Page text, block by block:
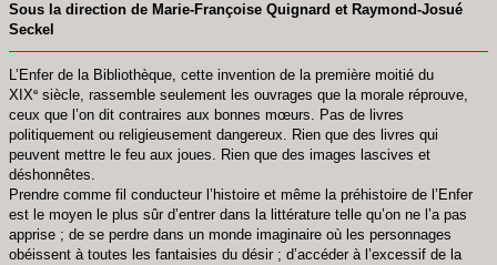
Sous la direction de Marie-Françoise Quignard et Raymond-Josué
Seckel
L’Enfer de la Bibliothèque, cette invention de la première moitié du
XIXe siècle, rassemble seulement les ouvrages que la morale réprouve,
ceux que l’on dit contraires aux bonnes mœurs. Pas de livres
politiquement ou religieusement dangereux. Rien que des livres qui
peuvent mettre le feu aux joues. Rien que des images lascives et
déshonnêtes.
Prendre comme fil conducteur l’histoire et même la préhistoire de l’Enfer
est le moyen le plus sûr d’entrer dans la littérature telle qu’on ne l’a pas
apprise ; de se perdre dans un monde imaginaire où les personnages
obéissent à toutes les fantaisies du désir ; d’accéder à l’excessif de la